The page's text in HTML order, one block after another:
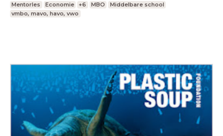
Mentorles Economie +6 MBO
Middelbare school
vmbo, mavo, havo, vwo